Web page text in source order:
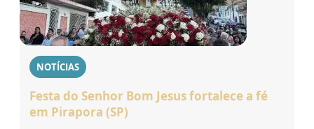
NOTÍCIAS
Festa do Senhor Bom Jesus fortalece a fé
em Pirapora (SP)